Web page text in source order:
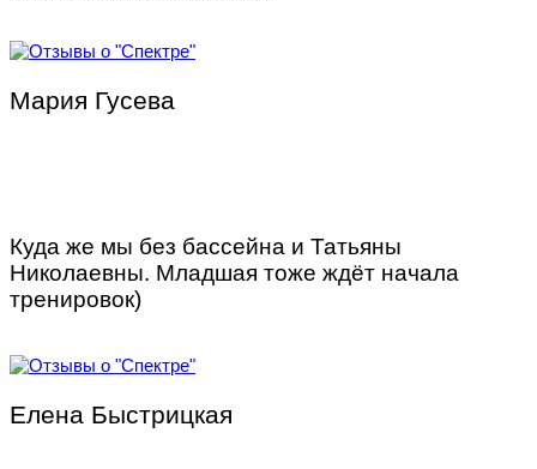
Мария Гусева
Куда же мы без бассейна и Татьяны
Николаевны. Младшая тоже ждёт начала
тренировок)
Елена Быстрицкая